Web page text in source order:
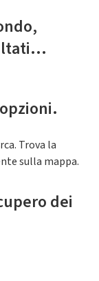
Trova la
sulla mappa.
dei